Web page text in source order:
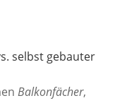
selbst gebauter
Balkonfächer,